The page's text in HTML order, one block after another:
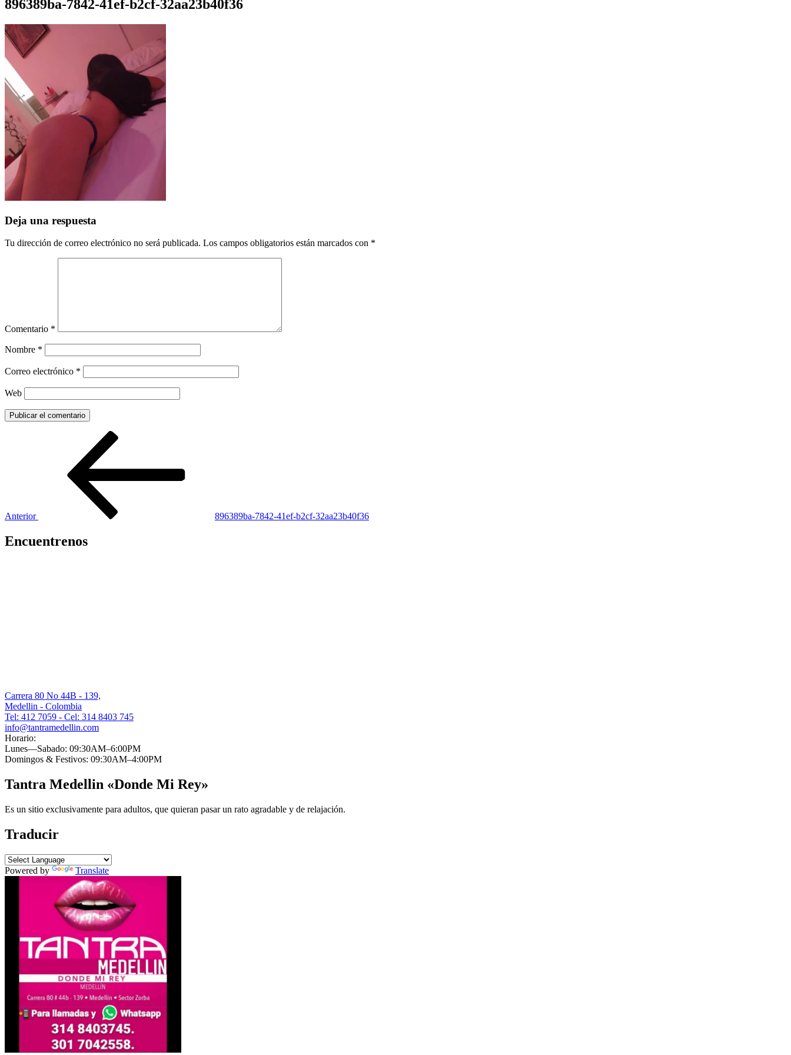
896389ba-7842-41ef-b2cf-32aa23b40f36
Deja una respuesta
Tu dirección de correo electrónico no será publicada. Los campos obligatorios están marcados con *
Comentario *
Nombre *
Correo electrónico *
Web
Anterior 896389ba-7842-41ef-b2cf-32aa23b40f36
Encuentrenos
Carrera 80 No 44B - 139,
Medellin - Colombia
Tel: 412 7059 - Cel: 314 8403 745
info@tantramedellin.com
Horario:
Lunes—Sabado: 09:30AM–6:00PM
Domingos & Festivos: 09:30AM–4:00PM
Tantra Medellin «Donde Mi Rey»
Es un sitio exclusivamente para adultos, que quieran pasar un rato agradable y de relajación.
Traducir
Powered by Translate